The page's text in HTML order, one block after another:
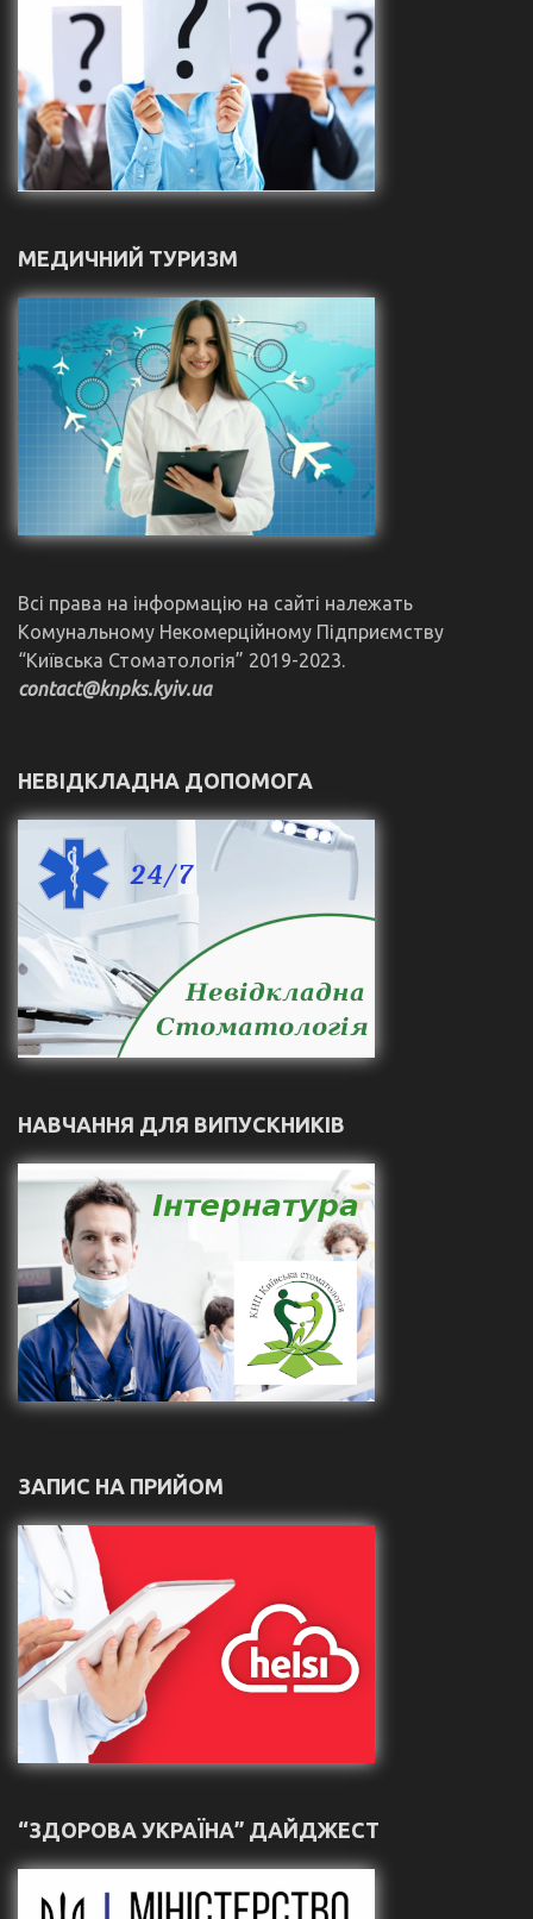
МЕДИЧНИЙ ТУРИЗМ
Всі права на інформацію на сайті належать
Комунальному Некомерційному Підприємству
“Київська Стоматологія” 2019-2023.
contact@knpks.kyiv.ua
НЕВІДКЛАДНА ДОПОМОГА
НАВЧАННЯ ДЛЯ ВИПУСКНИКІВ
ЗАПИС НА ПРИЙОМ
“ЗДОРОВА УКРАЇНА” ДАЙДЖЕСТ